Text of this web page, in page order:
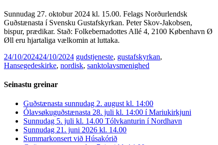
Sunnudag 27. oktobur 2024 kl. 15.00. Felags Norðurlendsk
Guðstænasta í Svensku Gustafskyrkan. Peter Skov-Jakobsen,
bispur, prædikar. Stað: Folkebernadottes Allé 4, 2100 København Ø
Øll eru hjartaliga vælkomin at luttaka.
24/10/202424/10/2024 gudstjeneste, gustafskyrkan,
Hansegedeskirke, nordisk, sanktolavsmenighed
Seinastu greinar
Guðstænasta sunnudag 2. august kl. 14:00
Ólavsøkuguðstænasta 28. juli kl. 14:00 í Mariukirkjuni
Sunnudag 5. juli kl. 14.00 Tólvkanturin í Nordhavn
Sunnudag 21. juni 2026 kl. 14.00
Summarkonsert við Húsakórið